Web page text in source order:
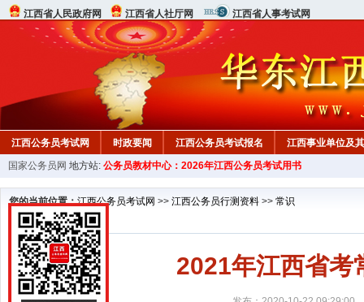
江西省人民政府网 江西省人社厅网 江西省人事考试网
江西公务员考试网 时政要闻 江西公务员考试报名 江西事业单位及
行测真题 在线咨询 教材中心
国家公务员网 地方站: 公务员教材中心：2026年江西公务员考试用书
您的当前位置：江西公务员考试网 >> 江西公务员行测资料 >> 常识
2021年江西省考